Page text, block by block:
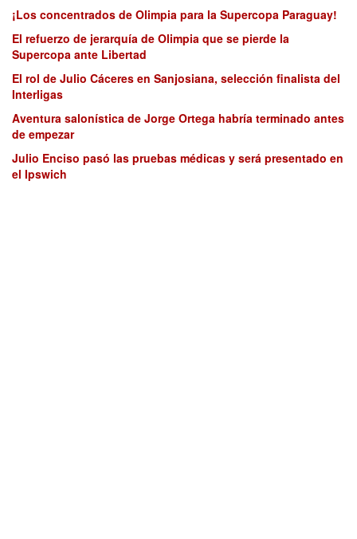
¡Los concentrados de Olimpia para la Supercopa Paraguay!
El refuerzo de jerarquía de Olimpia que se pierde la
Supercopa ante Libertad
El rol de Julio Cáceres en Sanjosiana, selección finalista del
Interligas
Aventura salonística de Jorge Ortega habría terminado antes
de empezar
Julio Enciso pasó las pruebas médicas y será presentado en
el Ipswich